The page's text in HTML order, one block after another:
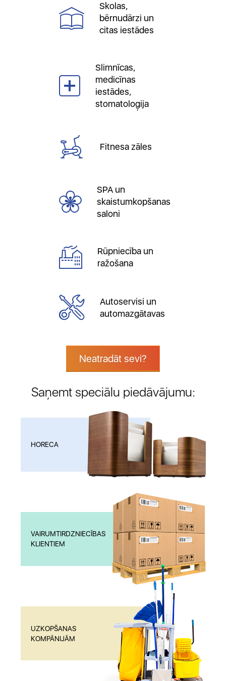
Skolas,
bērnudārzi un
citas iestādes
Slimnīcas,
medicīnas
iestādes,
stomatoloģija
Fitnesa zāles
SPA un
skaistumkopšanas
saloni
Rūpniecība un
ražošana
Autoservisi un
automazgātavas
Neatradāt sevi?
Saņemt speciālu piedāvājumu:
HORECA
VAIRUMTIRDZNIECĪBAS
KLIENTIEM
UZKOPŠANAS
KOMPĀNIJĀM